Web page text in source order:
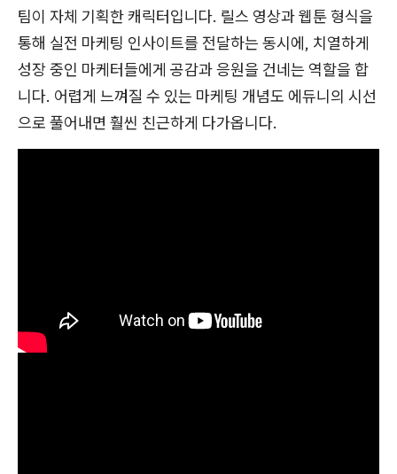
팀이 자체 기획한 캐릭터입니다. 릴스 영상과 웹툰 형식을
통해 실전 마케팅 인사이트를 전달하는 동시에, 치열하게
성장 중인 마케터들에게 공감과 응원을 건네는 역할을 합
니다. 어렵게 느껴질 수 있는 마케팅 개념도 에듀니의 시선
으로 풀어내면 훨씬 친근하게 다가옵니다.